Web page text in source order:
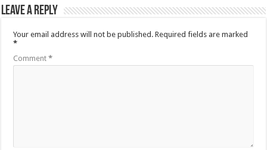
Leave a Reply
Your email address will not be published. Required fields are marked
*
Comment*